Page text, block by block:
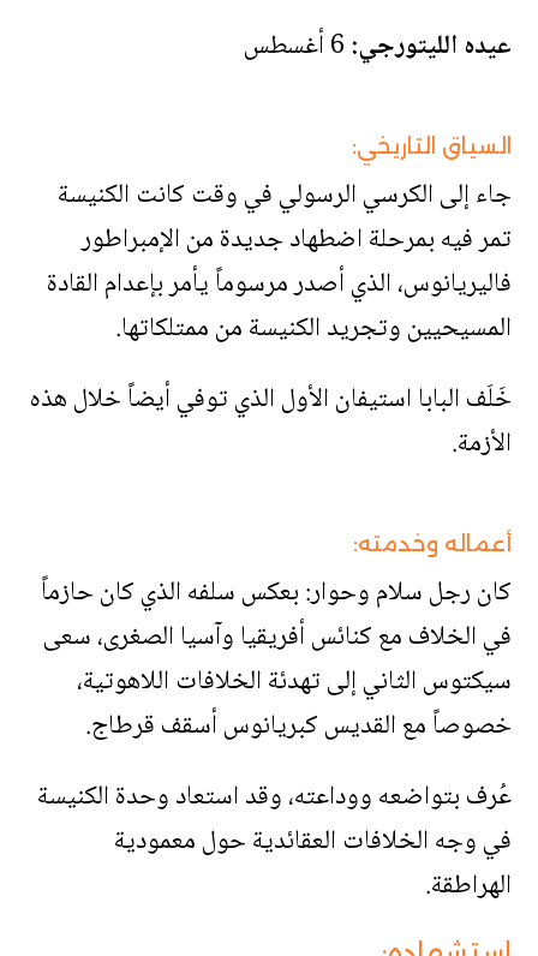
عيده الليتورجي:
السياق التاريخي:
جاء إلى الكرسي الرسولي في وقت كانت الكنيسة
تمر فيه بمرحلة اضطهاد جديدة من الإمبراطور
فاليريانوس، الذي أصدر مرسوماً يأمر بإعدام القادة
المسيحيين وتجريد الكنيسة من ممتلكاتها.
خَلَف البابا استيفان الأول الذي توفي أيضاً خلال هذه
الأزمة.
أعماله وخدمته:
كان رجل سلام وحوار: بعكس سلفه الذي كان حازماً
في الخلاف مع كنائس أفريقيا وآسيا الصغرى، سعى
سيكتوس الثاني إلى تهدئة الخلافات اللاهوتية،
خصوصاً مع القديس كبريانوس أسقف قرطاج.
عُرف بتواضعه ووداعته، وقد استعاد وحدة الكنيسة
في وجه الخلافات العقائدية حول معمودية
الهراطقة.